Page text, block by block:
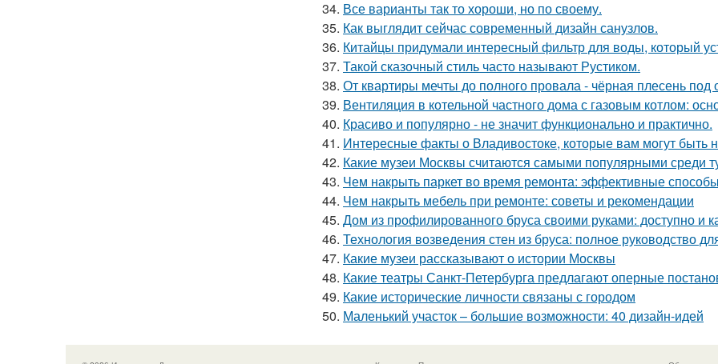
34. Все варианты так то хороши, но по своему.
35. Как выглядит сейчас современный дизайн санузлов.
36. Китайцы придумали интересный фильтр для воды, который
37. Такой сказочный стиль часто называют Рустиком.
38. От квартиры мечты до полного провала - чёрная плесень под
39. Вентиляция в котельной частного дома с газовым котлом:
40. Красиво и популярно - не значит функционально и практично.
41. Интересные факты о Владивостоке, которые вам могут быть
42. Какие музеи Москвы считаются самыми популярными среди
43. Чем накрыть паркет во время ремонта: эффективные
44. Чем накрыть мебель при ремонте: советы и рекомендации
45. Дом из профилированного бруса своими руками: доступно и
46. Технология возведения стен из бруса: полное руководство
47. Какие музеи рассказывают о истории Москвы
48. Какие театры Санкт-Петербурга предлагают оперные
49. Какие исторические личности связаны с городом
50. Маленький участок – большие возможности: 40 дизайн-идей